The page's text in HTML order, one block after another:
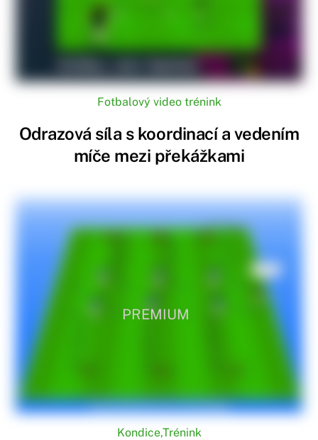
Fotbalový video trénink
Odrazová síla s koordinací a vedením
míče mezi překážkami
PREMIUM
Kondice,Trénink